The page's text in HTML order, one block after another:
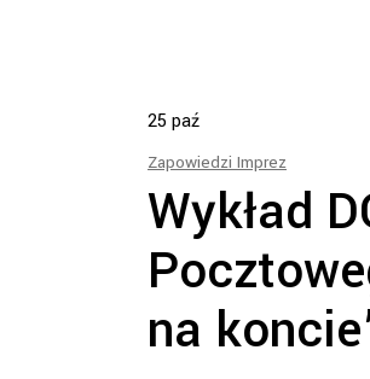
25 paź
Zapowiedzi Imprez
Wykład
na